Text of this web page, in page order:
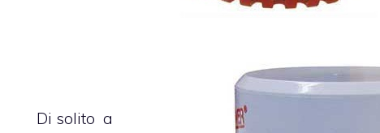
Di solito a